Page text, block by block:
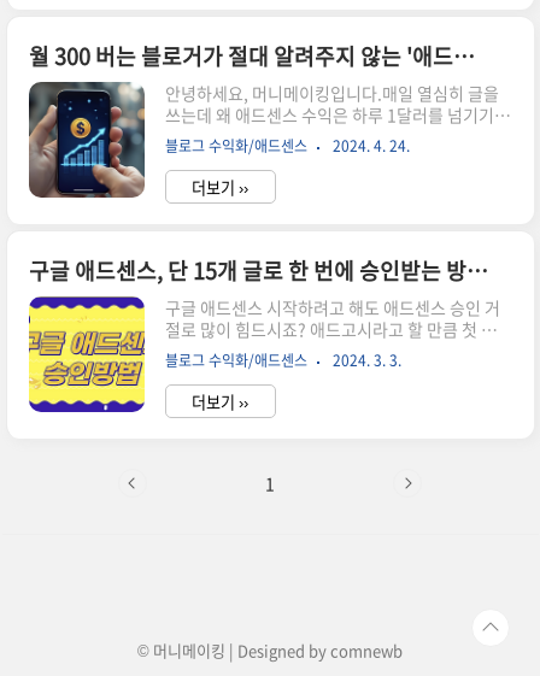
이드만 따라오시면 초보자도 단 10분 안에 전문가
처럼 수동 광고를 설정하실 수 있습니다.[2025 최
신] 내 손으로 콕콕! 애드센스 수동 광고 완벽 삽입
가이드 (초보자 10분) 1단계: 애드센스에서 '광고
단위' 만들기가장 먼저, 애드센스에서 내 블로그에
삽입할 광고의 '얼굴'이 되는 광고 단위를 만들어야
합니다..
월 300 버는 블로거가 절대 알려주지 않는 '애드센스 수익 글쓰기' 비법
안녕하세요, 머니메이킹입니다.매일 열심히 글을
쓰는데 왜 애드센스 수익은 하루 1달러를 넘기기
힘들까요? 수많은 '글쓰기 강의'나 'SEO 비법'을 찾
아봐도 현실은 그대로일 겁니다.왜냐하면, 진짜 고
수익 블로거들은 가장 중요한 **'핵심 관점'**은 절
대 알려주지 않기 때문입니다.오늘, 제가 월 300만
쓰기'의 3가지 진짜 비밀을 특별히 공개합니다.월
300 버는 블로거가 절대 알려주지 않는 '애드센스
수익 글쓰기' 비법비법 1: '독자의 질문'이 아닌, '독
자의 문제'를 해결하라대부분의 블로거들은 독자
의 '질문'에 답하는 글을 씁니다. 하지만 진짜 돈이
되는 글은 독자의 근본적인 '문제'를 해결하는 글
블로그 수익화/애드센스 2024. 4. 24.
더보기 ››
구글 애드센스, 단 15개 글로 한 번에 승인받는 방법 (2025년 최신)
구글 애드센스 시작하려고 해도 애드센스 승인 거
절로 많이 힘드시죠? 애드고시라고 할 만큼 첫 관문
부터 쉽지 않습니다. 저도 애드센스를 시작하려고
했지만 승인이 쉽지 않았습니다. 그러다가 "구글
애드센스 승인 방법"을 알게 되었고 그 방법 덕분에
승인을 받고 현재 수익 글쓰기를 하고 있습니다. 방
승인 조건은 블로그 포스팅 최소 20개 이상이 되어
블로그 수익화/애드센스 2024. 3. 3.
더보기 ››
1
© 머니메이킹 | Designed bycomnewb